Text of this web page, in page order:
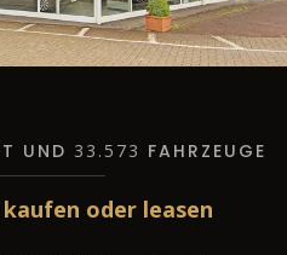
UND 33.573 FAHRZEUGE
kaufen oder leasen